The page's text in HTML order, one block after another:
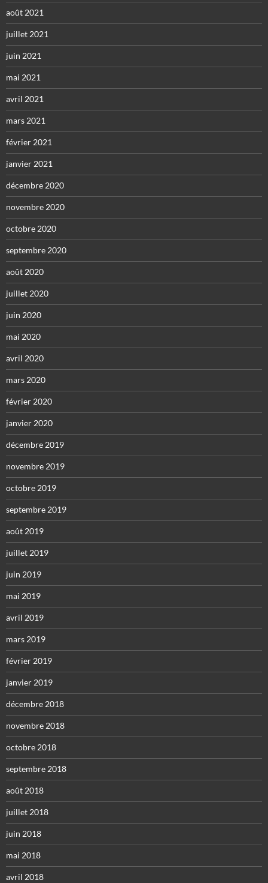
août 2021
juillet 2021
juin 2021
mai 2021
avril 2021
mars 2021
février 2021
janvier 2021
décembre 2020
novembre 2020
octobre 2020
septembre 2020
août 2020
juillet 2020
juin 2020
mai 2020
avril 2020
mars 2020
février 2020
janvier 2020
décembre 2019
novembre 2019
octobre 2019
septembre 2019
août 2019
juillet 2019
juin 2019
mai 2019
avril 2019
mars 2019
février 2019
janvier 2019
décembre 2018
novembre 2018
octobre 2018
septembre 2018
août 2018
juillet 2018
juin 2018
mai 2018
avril 2018